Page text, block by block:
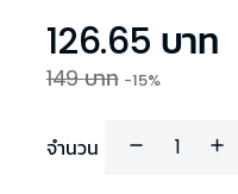
126.65 บาท
149บาท -15%
จำนวน